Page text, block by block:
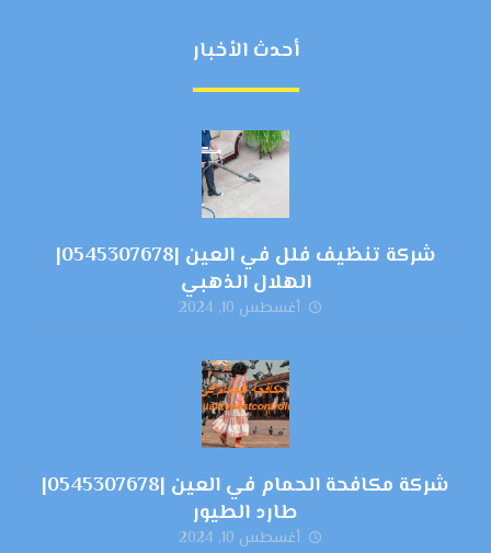
أحدث الأخبار
شركة تنظيف فلل في العين |0545307678|
الهلال الذهبي
أغسطس 10, 2024
شركة مكافحة الحمام في العين |0545307678|
طارد الطيور
أغسطس 10, 2024